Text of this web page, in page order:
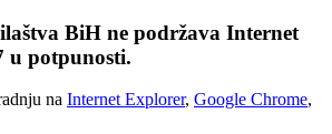
BiH ne podržava Internet
u potpunosti.
na Internet Explorer, Google Chrome,